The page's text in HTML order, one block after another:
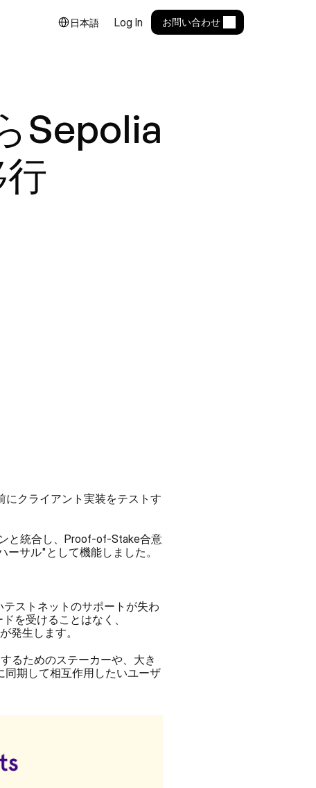
日本語 Log In お問い合わせ
Sepolia
にクライアント実装をテストす
と統合し、Proof-of-Stake合意
サル"として機能しました。
ストネットのサポートが失わ
を受けることはなく、
発生します。
るためのステーカーや、大き
同期して相互作用したいユーザ